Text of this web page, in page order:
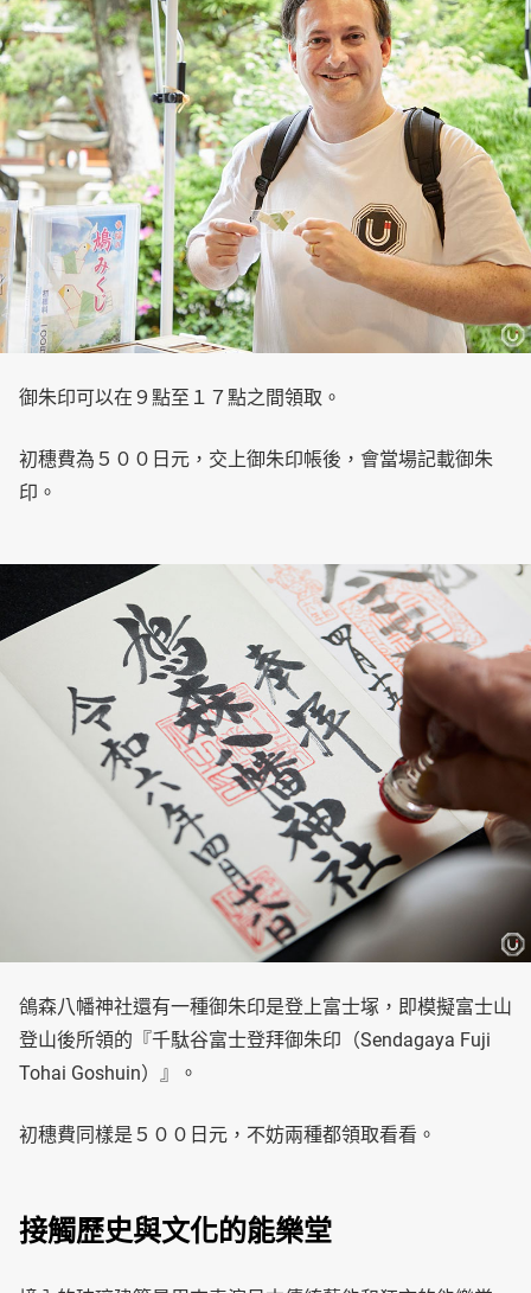
御朱印可以在９點至１７點之間領取。
初穗費為５００日元，交上御朱印帳後，會當場記載御朱
印。
鴿森八幡神社還有一種御朱印是登上富士塚，即模擬富士山
登山後所領的『千駄谷富士登拜御朱印（Sendagaya Fuji
Tohai Goshuin）』。
初穗費同樣是５００日元，不妨兩種都領取看看。
接觸歷史與文化的能樂堂